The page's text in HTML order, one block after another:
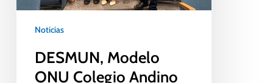
Noticias
DESMUN, Modelo
ONU Colegio Andino